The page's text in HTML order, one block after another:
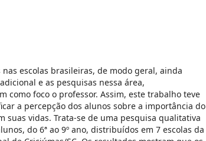
nas escolas brasileiras, de modo geral, ainda
e as pesquisas nessa área,
como foco o professor. Assim, este trabalho teve
a percepção dos alunos sobre a importância do
suas vidas. Trata-se de uma pesquisa qualitativa
do 6ª ao 9º ano, distribuídos em 7 escolas da